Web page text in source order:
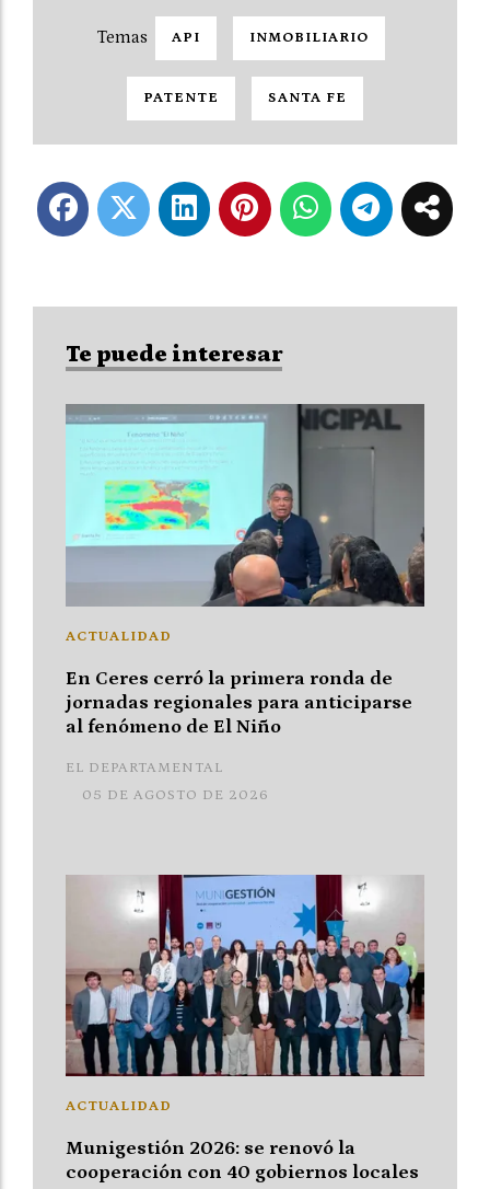
API INMOBILIARIO
PATENTE SANTA FE
Te puede interesar
En Ceres cerró la primera ronda de
jornadas regionales para anticiparse
al fenómeno de El Niño
EL DEPARTAMENTAL
ACTUALIDAD
05 DE AGOSTO DE 2026
Munigestión 2026: se renovó la
cooperación con 40 gobiernos locales
ACTUALIDAD